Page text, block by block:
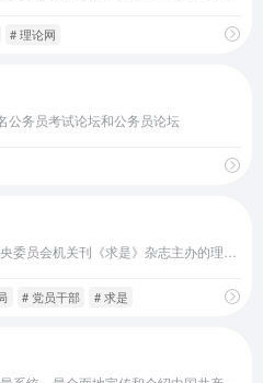
# 理论网
公务员考试论坛和公务员论坛
# 党员干部 # 求是